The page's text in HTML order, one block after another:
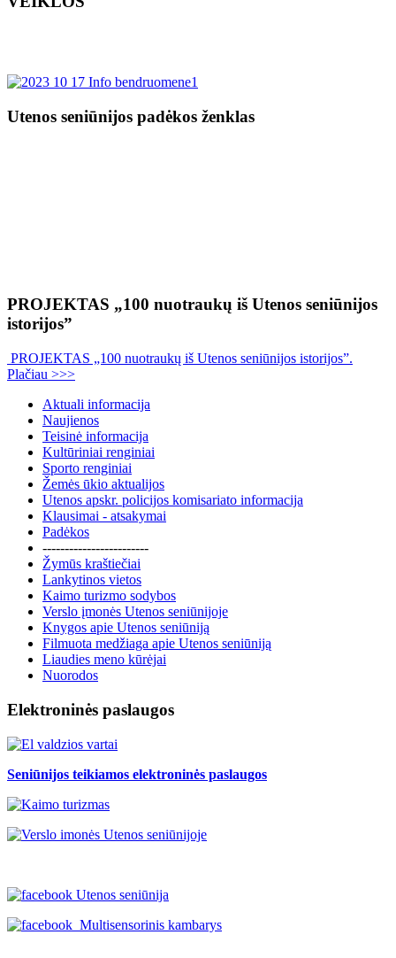
Utenos seniūnijos padėkos ženklas
PROJEKTAS „100 nuotraukų iš Utenos seniūnijos
istorijos”
PROJEKTAS „100 nuotraukų iš Utenos seniūnijos istorijos”.
Plačiau >>>
Aktuali informacija
Naujienos
Teisinė informacija
Kultūriniai renginiai
Sporto renginiai
Žemės ūkio aktualijos
Utenos apskr. policijos komisariato informacija
Klausimai - atsakymai
Padėkos
------------------------
Žymūs kraštiečiai
Lankytinos vietos
Kaimo turizmo sodybos
Verslo įmonės Utenos seniūnijoje
Knygos apie Utenos seniūniją
Filmuota medžiaga apie Utenos seniūniją
Liaudies meno kūrėjai
Nuorodos
Elektroninės paslaugos
Seniūnijos teikiamos elektroninės paslaugos
Utenos seniūnija
Multisensorinis kambarys